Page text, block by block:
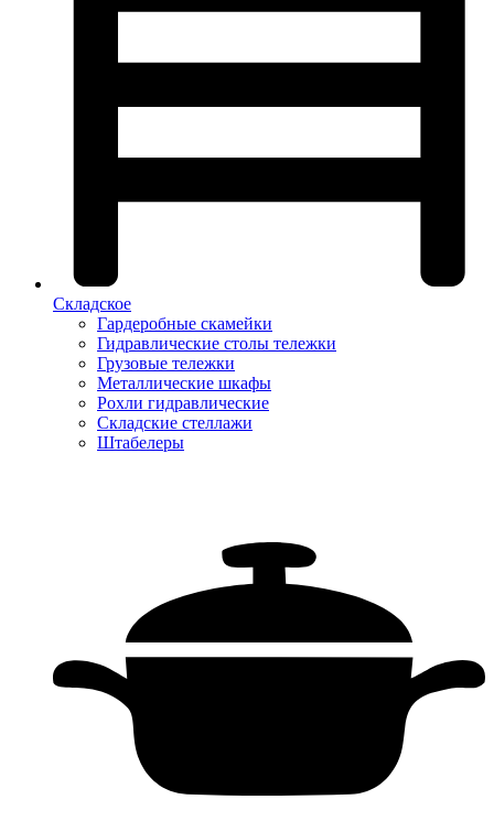
Складское
Гардеробные скамейки
Гидравлические столы тележки
Грузовые тележки
Металлические шкафы
Рохли гидравлические
Складские стеллажи
Штабелеры